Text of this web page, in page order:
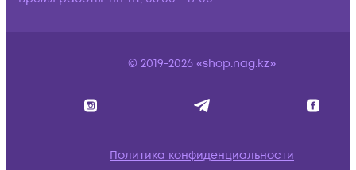
© 2019-2026 «shop.nag.kz»
Политика конфиденциальности